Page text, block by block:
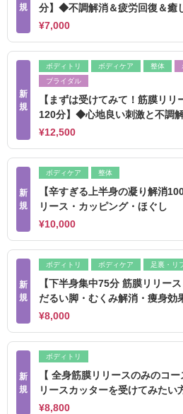
規
分】◆不調解消＆疲労回復＆癒
¥7,000
新
規
ボディトリ ボディケア 整体
ブライダル
【まずは受けてみて！筋膜リリ
120分】◆心地良い刺激と不調
¥12,500
新
規
ボディケア 整体
【辛すぎる上半身の凝り解消
リース・カッピング・ほぐし
¥10,000
新
規
ボディトリ ボディケア 足裏・リ
【下半身集中75分 筋膜リリー
だるい脚・むくみ解消・痩身効
¥8,000
新
規
ボディトリ
【 全身筋膜リリースのみのコ
リースカッターを受けてみたい
¥8,800